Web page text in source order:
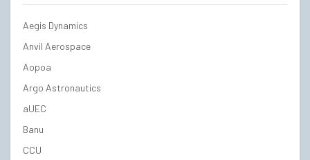
Aegis Dynamics
Anvil Aerospace
Aopoa
Argo Astronautics
aUEC
Banu
CCU